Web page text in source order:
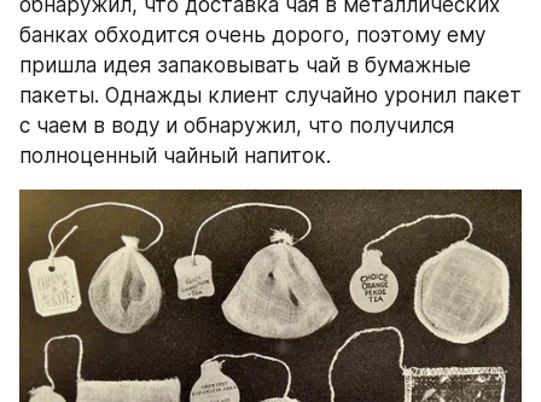
обнаружил, что доставка чая в металлических
банках обходится очень дорого, поэтому ему
пришла идея запаковывать чай в бумажные
пакеты. Однажды клиент случайно уронил пакет
с чаем в воду и обнаружил, что получился
полноценный чайный напиток.